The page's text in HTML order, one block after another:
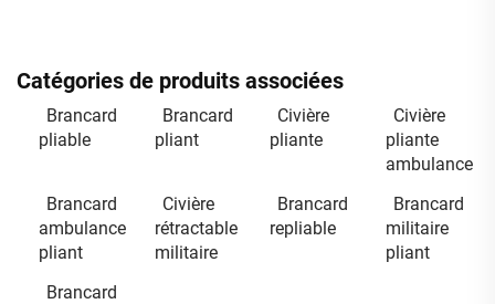
Catégories de produits associées
Brancard
pliable
Brancard
pliant
Civière
pliante
Civière
pliante
ambulance
Brancard
ambulance
pliant
Civière
rétractable
militaire
Brancard
repliable
Brancard
militaire
pliant
Brancard